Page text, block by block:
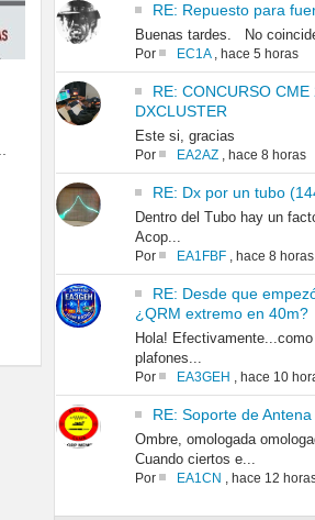
RE: Repuesto para
Buenas tardes. No
Por EC1A, hace 5 horas
RE: CONCURSO CME
DXCLUSTER
Este si, gracias
Por EA2AZ, hace 8 horas
RE: Dx por un tubo
Dentro del Tubo hay un
Acop...
Por EA1FBF, hace 8 horas
RE: Desde que
¿QRM extremo en 40m?
Hola!
plafones...
Por EA3GEH , hace 10
RE: Soporte de
Ombre, omologada
Cuando ciertos e...
Por EA1CN , hace 12